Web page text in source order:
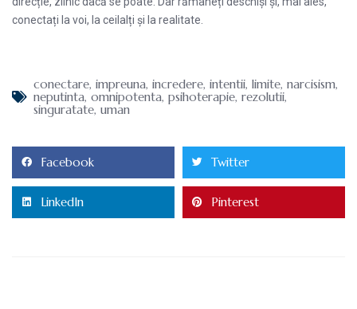
conectați la voi, la ceilalți și la realitate.
conectare, impreuna, incredere, intentii, limite, narcisism,
neputinta, omnipotenta, psihoterapie, rezolutii,
singuratate, uman
Facebook Twitter
LinkedIn Pinterest